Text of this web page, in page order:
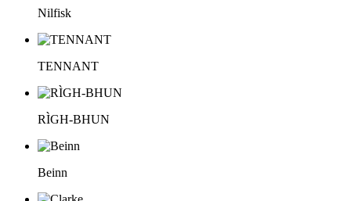
Nilfisk
TENNANT
RÌGH-BHUN
Beinn